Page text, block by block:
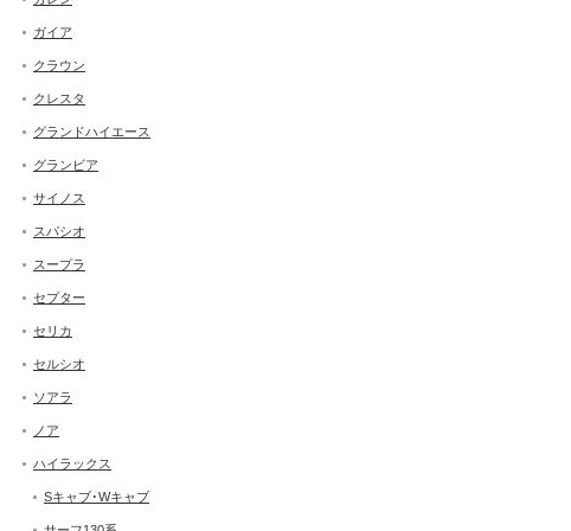
ガイア
クラウン
クレスタ
グランドハイエース
グランビア
サイノス
スパシオ
スープラ
セプター
セリカ
セルシオ
ソアラ
ノア
ハイラックス
Sキャブ･Wキャブ